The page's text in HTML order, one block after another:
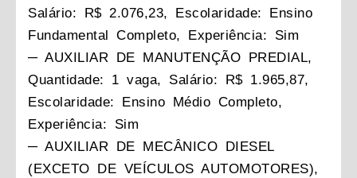
Salário: R$ 2.076,23, Escolaridade: Ensino
Fundamental Completo, Experiência: Sim
─ AUXILIAR DE MANUTENÇÃO PREDIAL,
Quantidade: 1 vaga, Salário: R$ 1.965,87,
Escolaridade: Ensino Médio Completo,
Experiência: Sim
─ AUXILIAR DE MECÂNICO DIESEL
(EXCETO DE VEÍCULOS AUTOMOTORES),